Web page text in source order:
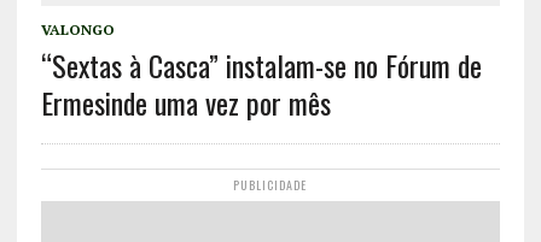
VALONGO
“Sextas à Casca” instalam-se no Fórum de
Ermesinde uma vez por mês
PUBLICIDADE